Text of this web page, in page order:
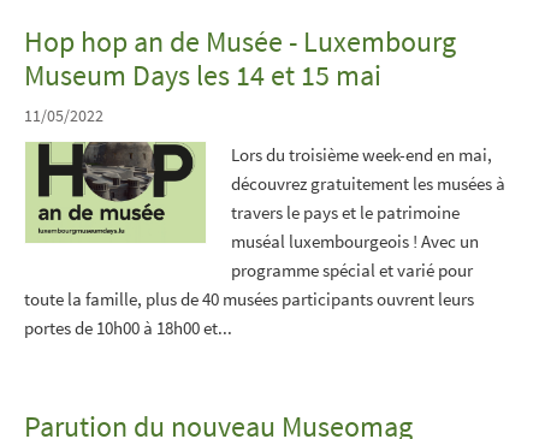
Hop hop an de Musée - Luxembourg
Museum Days les 14 et 15 mai
11/05/2022
Lors du troisième week-end en mai,
découvrez gratuitement les musées à
travers le pays et le patrimoine
muséal luxembourgeois ! Avec un
programme spécial et varié pour
toute la famille, plus de 40 musées participants ouvrent leurs
portes de 10h00 à 18h00 et...
Parution du nouveau Museomag